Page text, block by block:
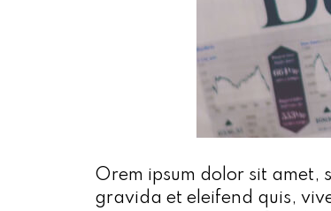
Orem ipsum dolor sit amet,
gravida et eleifend quis,